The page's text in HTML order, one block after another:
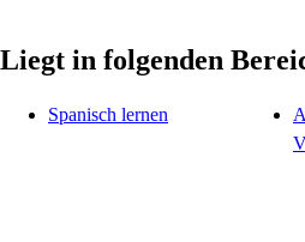
Liegt in folgenden
Spanisch lernen